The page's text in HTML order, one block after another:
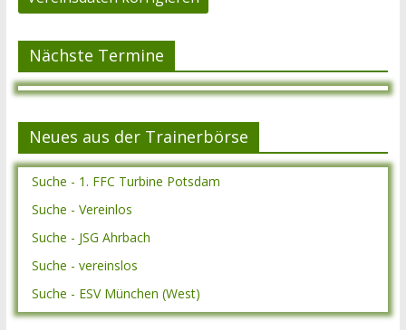
Nächste Termine
Neues aus der Trainerbörse
Suche - 1. FFC Turbine Potsdam
Suche - Vereinlos
Suche - JSG Ahrbach
Suche - vereinslos
Suche - ESV München (West)